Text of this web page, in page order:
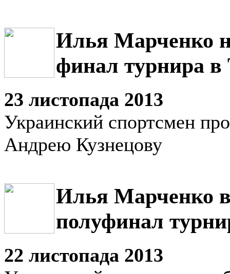
Илья Марченко
финал турнира
23 листопада 2013
Украинский спортсмен
Андрею Кузнецову
Илья Марченко
полуфинал
22 листопада 2013